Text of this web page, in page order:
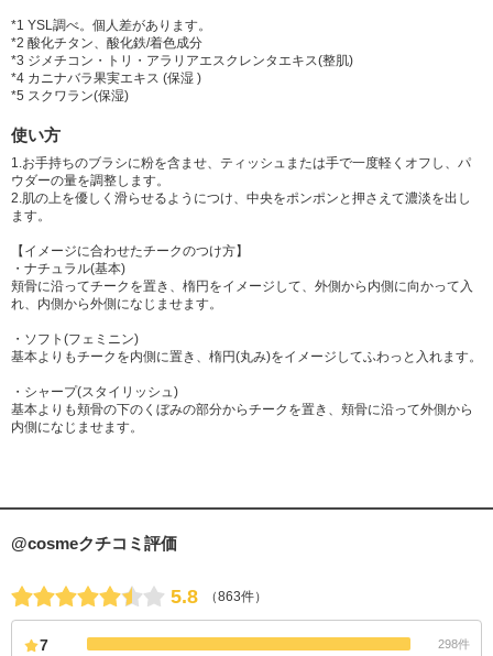
*1 YSL調べ。個人差があります。
*2 酸化チタン、酸化鉄/着色成分
*3 ジメチコン・トリ・アラリアエスクレンタエキス(整肌)
*4 カニナバラ果実エキス (保湿 )
*5 スクワラン(保湿)
使い方
1.お手持ちのブラシに粉を含ませ、ティッシュまたは手で一度軽くオフし、パ
ウダーの量を調整します。
2.肌の上を優しく滑らせるようにつけ、中央をポンポンと押さえて濃淡を出し
ます。
【イメージに合わせたチークのつけ方】
・ナチュラル(基本)
頬骨に沿ってチークを置き、楕円をイメージして、外側から内側に向かって入
れ、内側から外側になじませます。
・ソフト(フェミニン)
基本よりもチークを内側に置き、楕円(丸み)をイメージしてふわっと入れます。
・シャープ(スタイリッシュ)
基本よりも頬骨の下のくぼみの部分からチークを置き、頬骨に沿って外側から
内側になじませます。
@cosmeクチコミ評価
5.8 （863件）
7 298件